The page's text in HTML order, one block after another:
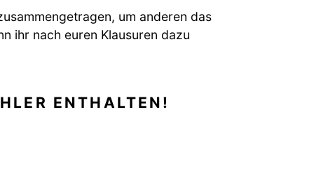
um anderen das
ihr nach euren Klausuren dazu
ENTHALTEN!